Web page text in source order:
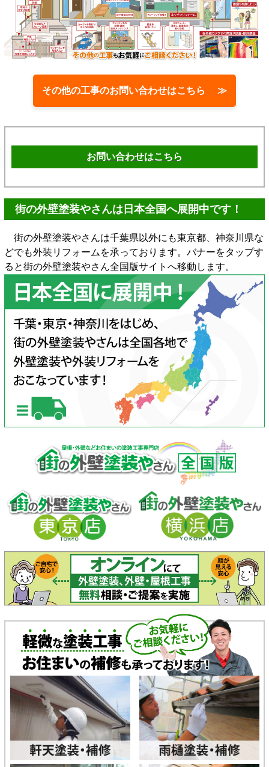
その他の工事のお問い合わせはこちら ≫
お問い合わせはこちら
街の外壁塗装やさんは日本全国へ展開中です！
街の外壁塗装やさんは千葉県以外にも東京都、神奈川県な
どでも外装リフォームを承っております。バナーをタップす
ると街の外壁塗装やさん全国版サイトへ移動します。